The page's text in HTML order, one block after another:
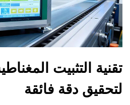
تقنية التثبيت
لتحقيق دقة فائقة